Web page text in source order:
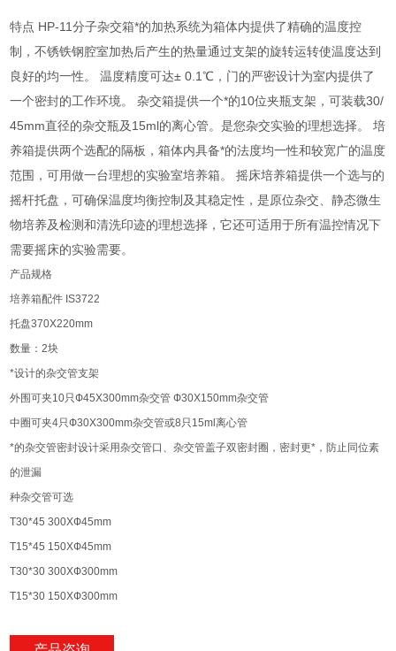
特点 HP-11分子杂交箱*的加热系统为箱体内提供了精确的温度控
制，不锈铁钢腔室加热后产生的热量通过支架的旋转运转使温度达到
良好的均一性。 温度精度可达± 0.1℃，门的严密设计为室内提供了
一个密封的工作环境。 杂交箱提供一个*的10位夹瓶支架，可装载30/
45mm直径的杂交瓶及15ml的离心管。是您杂交实验的理想选择。 培
养箱提供两个选配的隔板，箱体内具备*的法度均一性和较宽广的温度
范围，可用做一台理想的实验室培养箱。 摇床培养箱提供一个选与的
摇杆托盘，可确保温度均衡控制及其稳定性，是原位杂交、静态微生
物培养及检测和清洗印迹的理想选择，它还可适用于所有温控情况下
需要摇床的实验需要。
产品规格
培养箱配件 IS3722
托盘370X220mm
数量：2块
*设计的杂交管支架
外围可夹10只Ф45X300mm杂交管 Ф30X150mm杂交管
中圈可夹4只Ф30X300mm杂交管或8只 15ml离心管
*的杂交管密封设计采用杂交管口、杂交管盖子双密封圈，密封更*，防止同位素
的泄漏
种杂交管可选
T30*45 300XФ45mm
T15*45 150XФ45mm
T30*30 300XФ300mm
T15*30 150XФ300mm